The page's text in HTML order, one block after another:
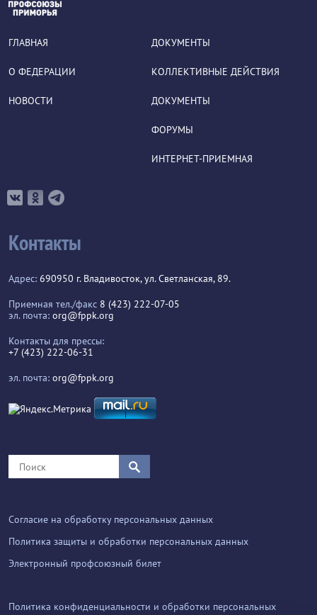
ГЛАВНАЯ
О ФЕДЕРАЦИИ
НОВОСТИ
ДОКУМЕНТЫ
КОЛЛЕКТИВНЫЕ ДЕЙСТВИЯ
ДОКУМЕНТЫ
ФОРУМЫ
ИНТЕРНЕТ-ПРИЕМНАЯ
Контакты
Адрес: 690950 г. Владивосток, ул. Светланская, 89.
Приемная тел./факс 8 (423) 222-07-05
эл. почта: org@fppk.org
Контакты для прессы:
+7 (423) 222-06-31
эл. почта: org@fppk.org
Согласие на обработку персональных данных
Политика защиты и обработки персональных данных
Электронный профсоюзный билет
Политика конфиденциальности и обработки персональных